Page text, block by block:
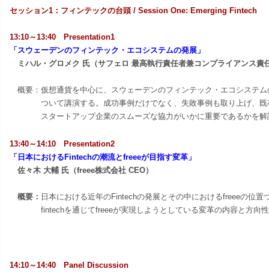
セッション1：フィンテックの台頭 / Session One: Emerging Fintech
13:10～13:40
Presentation1
「 スウェーデンのフィンテック・エコシステムの発展」
ミハル・グロメク 氏（サフェロ 最高執行責任者兼コンプライアンス責
概要： 仮想通貨を中心に、スウェーデンのフィンテック・エコシステ
ついて講演する。成功事例だけでなく、失敗事例も取り上げ、
スタートアッ プ企業のスムーズな協力がいかに重要であるかを
13:40～14:10 Presentation2
「 日本におけるFintechの潮流とfreeeが目指す変革 」
佐々木 大輔 氏（freee株式会社 CEO）
概要： 日本における近年のFintechの発展とその中におけるfreeeの位置
fintechを通じてfreeeが実現しようとしている変革の内容と方向性
14:10～14:40 Panel Discussion